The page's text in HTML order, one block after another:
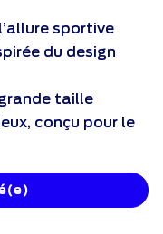
sportive
du design
taille
conçu pour le